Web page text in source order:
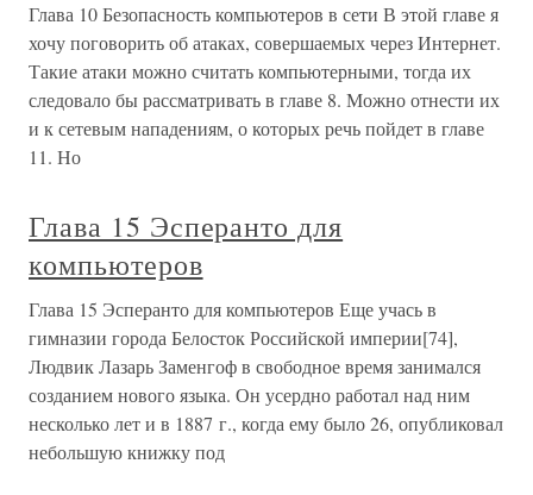
Глава 10 Безопасность компьютеров в сети В этой главе я
хочу поговорить об атаках, совершаемых через Интернет.
Такие атаки можно считать компьютерными, тогда их
следовало бы рассматривать в главе 8. Можно отнести их
и к сетевым нападениям, о которых речь пойдет в главе
11. Но
Глава 15 Эсперанто для
компьютеров
Глава 15 Эсперанто для компьютеров Еще учась в
гимназии города Белосток Российской империи[74],
Людвик Лазарь Заменгоф в свободное время занимался
созданием нового языка. Он усердно работал над ним
несколько лет и в 1887 г., когда ему было 26, опубликовал
небольшую книжку под